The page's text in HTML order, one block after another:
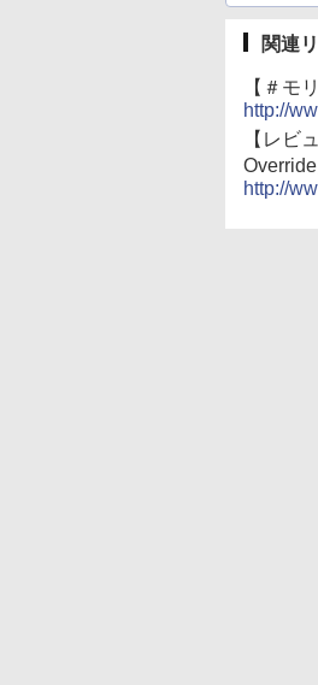
関連
【＃モ
http://
【レビ
http://